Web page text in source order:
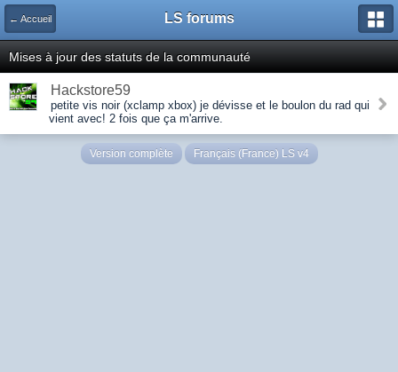
← Accueil LS forums
Mises à jour des statuts de la communauté
Hackstore59
petite vis noir (xclamp xbox) je dévisse et le boulon du rad qui
vient avec! 2 fois que ça m'arrive.
Version complète Français (France) LS v4